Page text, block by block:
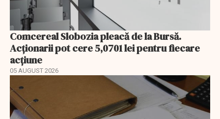
Comcereal Slobozia pleacă de la Bursă.
Acționarii pot cere 5,0701 lei pentru fiecare
acțiune
05 AUGUST 2026